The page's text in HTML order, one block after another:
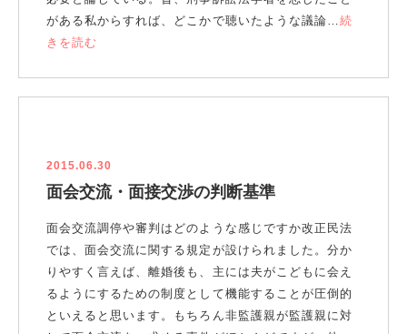
がある私からすれば、どこかで聴いたような議論…続
きを読む
2015.06.30
面会交流・面接交渉の判断基準
面会交流調停や審判はどのような感じですか改正民法
では、面会交流に関する規定が設けられました。分か
りやすく言えば、離婚後も、主には夫がこどもに会え
るようにするための制度として機能することが圧倒的
といえると思います。もちろん非監護親が監護親に対